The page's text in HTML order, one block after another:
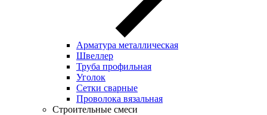
Арматура металлическая
Швеллер
Труба профильная
Уголок
Сетки сварные
Проволока вязальная
Строительные смеси